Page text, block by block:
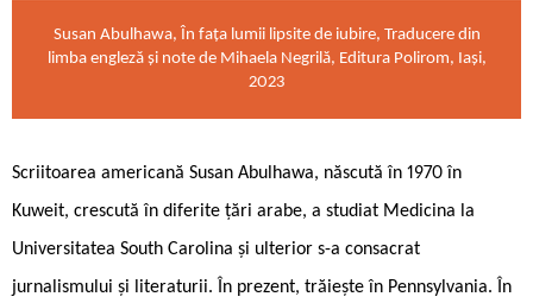
Susan Abulhawa, În fața lumii lipsite de iubire, Traducere din
limba engleză și note de Mihaela Negrilă, Editura Polirom, Iași,
2023
Scriitoarea americană Susan Abulhawa, născută în 1970 în
Kuweit, crescută în diferite țări arabe, a studiat Medicina la
Universitatea South Carolina și ulterior s-a consacrat
jurnalismului și literaturii. În prezent, trăiește în Pennsylvania. În